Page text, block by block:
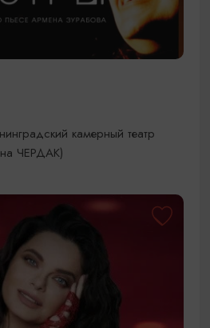
камерный театр
ЧЕРДАК)